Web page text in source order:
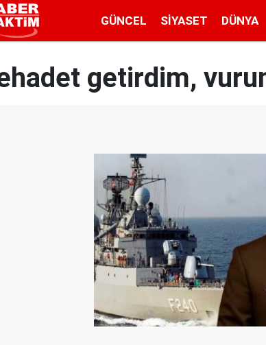
GÜNCEL SIYASET DÜNYA
getirdim,